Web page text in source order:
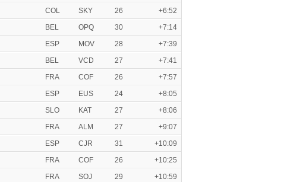
COL SKY 26
+6:52
BEL OPQ 30
+7:14
ESP MOV 28
+7:39
BEL VCD 27
+7:41
FRA COF 26
+7:57
ESP EUS 24
+8:05
SLO KAT 27
+8:06
FRA ALM 27
+9:07
ESP CJR 31
+10:09
FRA COF 26
+10:25
FRA SOJ 29
+10:59